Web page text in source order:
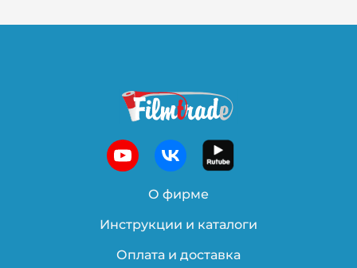
О фирме
Инструкции и каталоги
Оплата и доставка